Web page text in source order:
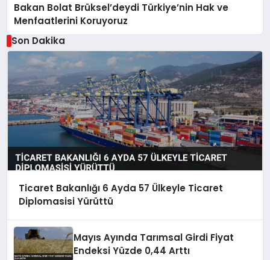
Bakan Bolat Brüksel’deydi Türkiye’nin Hak ve
Menfaatlerini Koruyoruz
Son Dakika
Ticaret Bakanlığı 6 Ayda 57 Ülkeyle Ticaret
Diplomasisi Yürüttü
Mayıs Ayında Tarımsal Girdi Fiyat
Endeksi Yüzde 0,44 Arttı